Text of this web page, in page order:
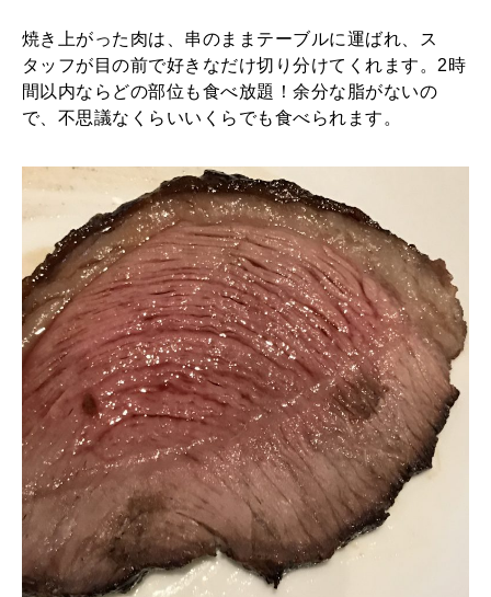
焼き上がった肉は、串のままテーブルに運ばれ、ス
タッフが目の前で好きなだけ切り分けてくれます。2時
間以内ならどの部位も食べ放題！余分な脂がないの
で、不思議なくらいいくらでも食べられます。